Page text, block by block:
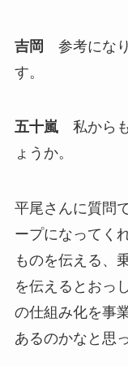
吉岡
参考にな
す。
五十嵐私からも
ょうか。
平尾さんに質問
ープになってく
ものを伝える、
を伝えるとおっ
の仕組み化を事
あるのかなと思